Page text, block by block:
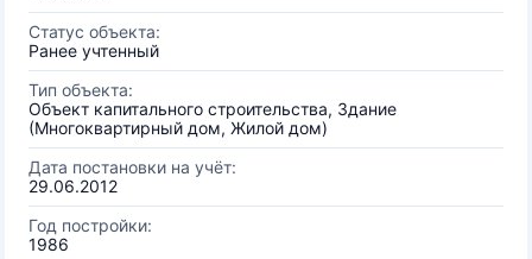
Статус объекта:
Ранее учтенный
Тип объекта:
Объект капитального строительства, Здание
(Многоквартирный дом, Жилой дом)
Дата постановки на учёт:
29.06.2012
Год постройки:
1986